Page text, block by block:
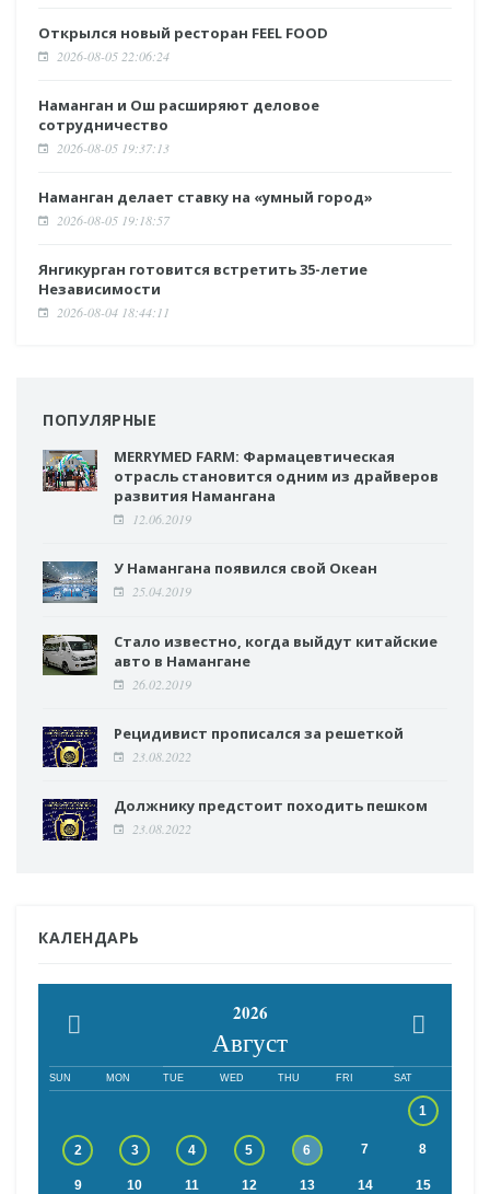
Открылся новый ресторан FEEL FOOD
2026-08-05 22:06:24
Наманган и Ош расширяют деловое
сотрудничество
2026-08-05 19:37:13
Наманган делает ставку на «умный город»
2026-08-05 19:18:57
Янгикурган готовится встретить 35-летие
Независимости
2026-08-04 18:44:11
ПОПУЛЯРНЫЕ
MERRYMED FARM: Фармацевтическая
отрасль становится одним из драйверов
развития Намангана
12.06.2019
У Намангана появился свой Океан
25.04.2019
Стало известно, когда выйдут китайские
авто в Намангане
26.02.2019
Рецидивист прописался за решеткой
23.08.2022
Должнику предстоит походить пешком
23.08.2022
КАЛЕНДАРЬ
2026
Август
SUN MON TUE WED THU FRI SAT
1
2 3 4 5 6 7 8
9 10 11 12 13 14 15